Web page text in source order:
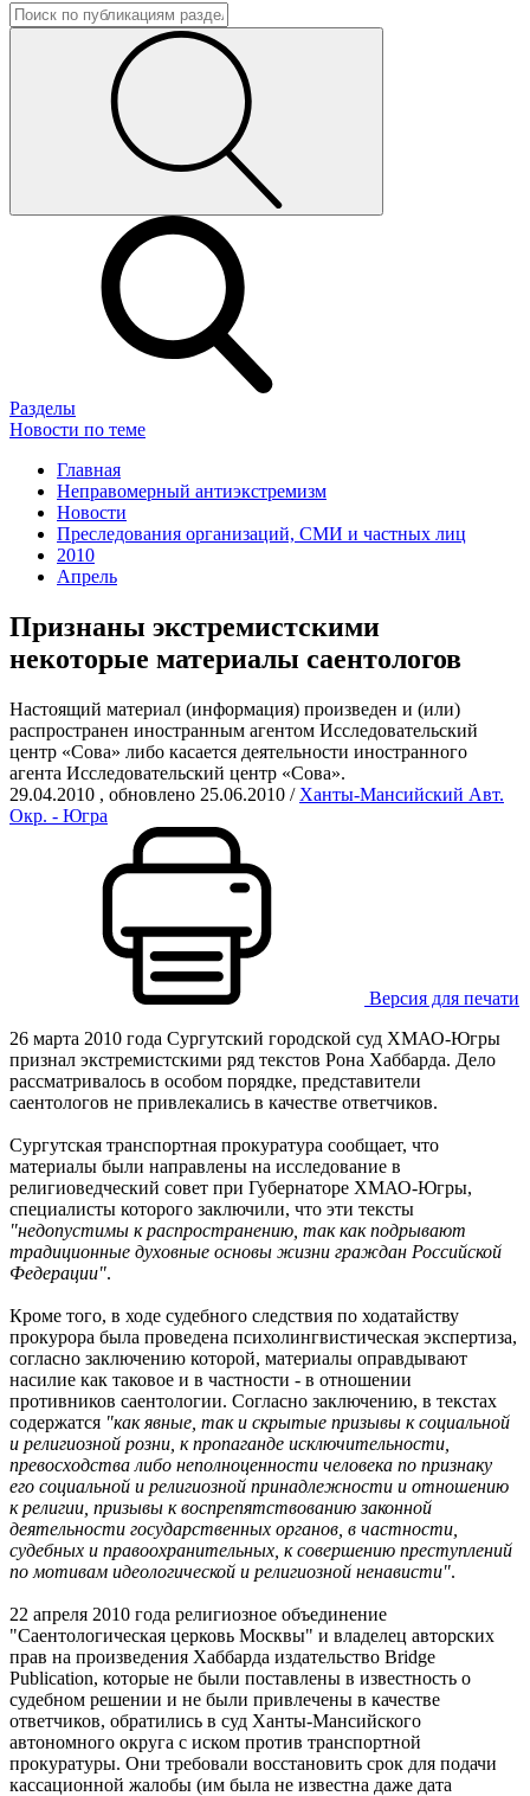
Разделы
Новости по теме
Главная
Неправомерный антиэкстремизм
Новости
Преследования организаций, СМИ и частных лиц
2010
Апрель
Признаны экстремистскими
некоторые материалы саентологов
Настоящий материал (информация) произведен и (или)
распространен иностранным агентом Исследовательский
центр «Сова» либо касается деятельности иностранного
агента Исследовательский центр «Сова».
29.04.2010 , обновлено 25.06.2010 / Ханты-Мансийский Авт.
Окр. - Югра
Версия для печати
26 марта 2010 года Сургутский городской суд ХМАО-Югры
признал экстремистскими ряд текстов Рона Хаббарда. Дело
рассматривалось в особом порядке, представители
саентологов не привлекались в качестве ответчиков.
Сургутская транспортная прокуратура сообщает, что
материалы были направлены на исследование в
религиоведческий совет при Губернаторе ХМАО-Югры,
специалисты которого заключили, что эти тексты
"недопустимы к распространению, так как подрывают
традиционные духовные основы жизни граждан Российской
Федерации".
Кроме того, в ходе судебного следствия по ходатайству
прокурора была проведена психолингвистическая экспертиза,
согласно заключению которой, материалы оправдывают
насилие как таковое и в частности - в отношении
противников саентологии. Согласно заключению, в текстах
содержатся "как явные, так и скрытые призывы к социальной
и религиозной розни, к пропаганде исключительности,
превосходства либо неполноценности человека по признаку
его социальной и религиозной принадлежности и отношению
к религии, призывы к воспрепятствованию законной
деятельности государственных органов, в частности,
судебных и правоохранительных, к совершению преступлений
по мотивам идеологической и религиозной ненависти".
22 апреля 2010 года религиозное объединение
"Саентологическая церковь Москвы" и владелец авторских
прав на произведения Хаббарда издательство Bridge
Publication, которые не были поставлены в известность о
судебном решении и не были привлечены в качестве
ответчиков, обратились в суд Ханты-Мансийского
автономного округа с иском против транспортной
прокуратуры. Они требовали восстановить срок для подачи
кассационной жалобы (им была не известна даже дата